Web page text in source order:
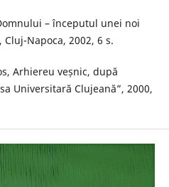
– începutul unei noi
Napoca, 2002, 6 s.
Arhiereu veșnic, după
Universitară Clujeană”, 2000,